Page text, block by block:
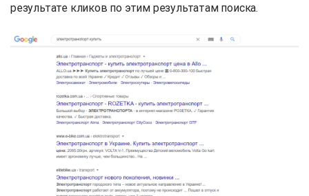
результате кликов по этим результатам поиска.